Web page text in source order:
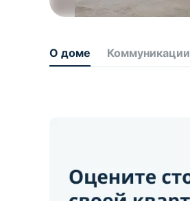
О доме Коммуникации